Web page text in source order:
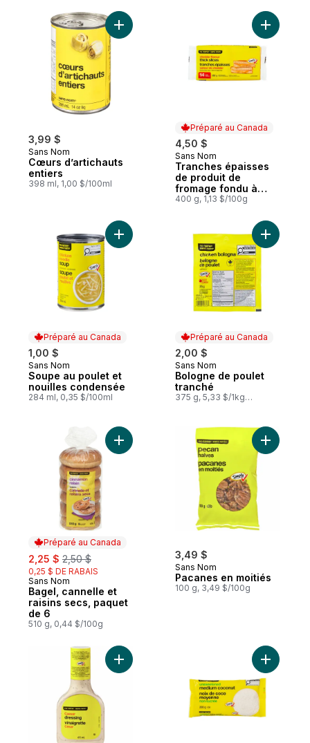
3,99 $
Sans Nom
Cœurs d’artichauts
entiers
398 ml, 1,00 $/100ml
Ajouter Cœurs d’artichauts entiers au
Préparé au Canada
4,50 $
Préparé au Canada
Sans Nom
Tranches épaisses
de produit de
fromage fondu à
saveur de cheddar
400 g, 1,13 $/100g
Ajouter
Préparé au Canada
1,00 $
Préparé au Canada
Sans Nom
Soupe au poulet et
nouilles condensée
284 ml, 0,35 $/100ml
Ajouter Soupe au poulet et nouilles
Préparé au Canada
2,00 $
Préparé au Canada
Sans Nom
Bologne de poulet
tranché
375 g, 5,33 $/1kg
Ajouter
Préparé au Canada
sale:
2,25 $ , formerly:
2,50 $
0,25 $ DE RABAIS
Préparé au Canada
Sans Nom
Bagel, cannelle et
raisins secs, paquet
de 6
510 g, 0,44 $/100g
Ajouter Bagel, cannelle et raisins secs,
3,49 $
Sans Nom
Pacanes en moitiés
100 g, 3,49 $/100g
Ajouter
Ajouter Vinaigrette César au panierAjouter